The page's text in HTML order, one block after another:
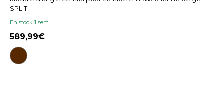
SPLIT
En stock 1 sem
589,99